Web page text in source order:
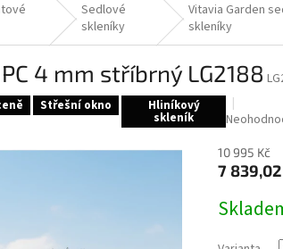
Sedlové
skleníky
Vitavia Garden
skleníky
PC 4 mm stříbrný LG2188
Střešní okno Hliníkový
skleník
Průměrné
produktu
je
z
5
hvězdiček.
10 995 Kč
7
cena: